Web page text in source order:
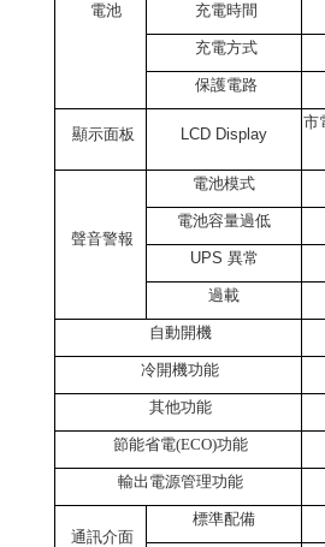
電池 充電時間
充電方式
保護電路
顯示面板 LCD Display
市
聲音警報
電池模式
電池容量過低
UPS 異常
過載
自動開機
冷開機功能
其他功能
節能省電(ECO)功能
輸出電源管理功能
通訊介面
標準配備